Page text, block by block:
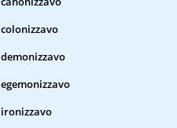
colonizzavo
demonizzavo
egemonizzavo
ironizzavo